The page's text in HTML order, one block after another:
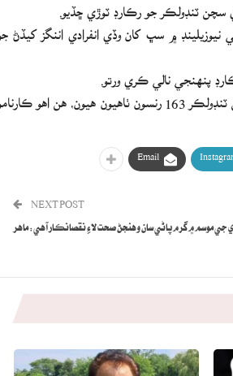
ٽنڊولڪر جو رڪارڊ ٽوڙي ڇڏيو.
رڳو 151 بالن تي پنهنجي ڪيريئر جو بهترين ون ڊي اسڪور 169 ٺاهي نيوزيلينڊ ۾ سڀ کان وڏي انفرادي اننگز کيڏڻ جو
اهو نيوزيلينڊ ۾ ڪنهن به ايشين بيٽر جو سڀ کان وڏو اسڪور آهي، ان کان اڳ سچن ٽنڊولڪر 163 رنسون ٺاهيون هيون، هن اهو ڪارنامو
Email
NEXT POST
جي موسم ۾ گرم پاڻي سان وهنجڻ صحت لاءِ نقصانڪار آهي: ماهر